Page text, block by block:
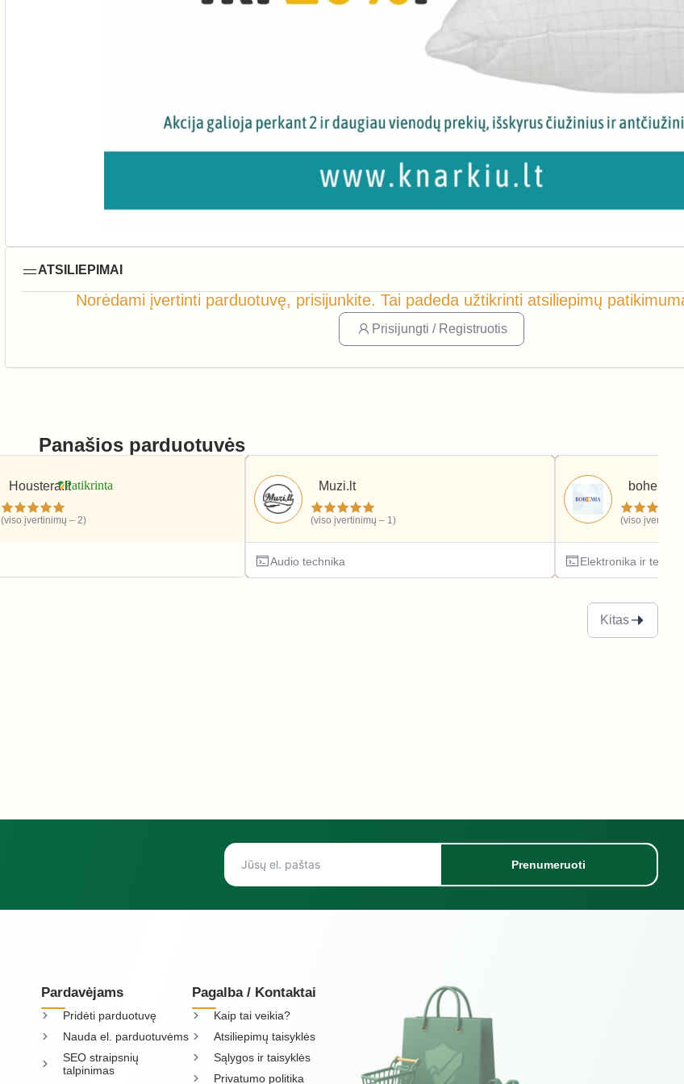
ATSILIEPIMAI
Norėdami įvertinti parduotuvę, prisijunkite. Tai padeda užtikrinti atsiliepimų
Prisijungti / Registruotis
Panašios parduotuvės
Houstera.lt
(viso įvertinimų – 2)
Muzi.lt
(viso įvertinimų – 1)
Audio technika
(viso
Elektronika ir
Kitas
Prenumeruoti
Pardavėjams
Pridėti parduotuvę
Nauda el. parduotuvėms
SEO straipsnių
talpinimas
Pagalba / Kontaktai
Kaip tai veikia?
Atsiliepimų taisyklės
Sąlygos ir taisyklės
Privatumo politika